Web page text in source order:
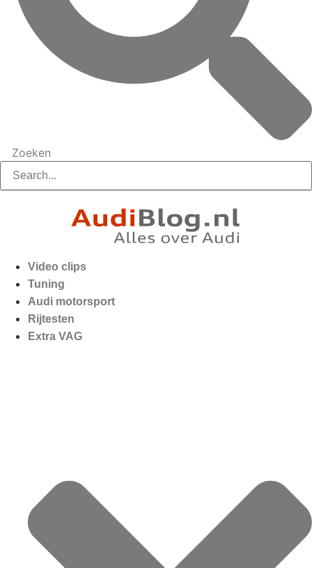
Zoeken
Video clips
Tuning
Audi motorsport
Rijtesten
Extra VAG